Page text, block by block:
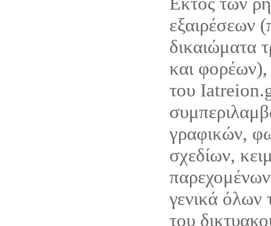
εξαιρέσεων
δικαιώματα
και φορέων),
του
γραφικών,
σχεδίων,
γενικά όλων
του